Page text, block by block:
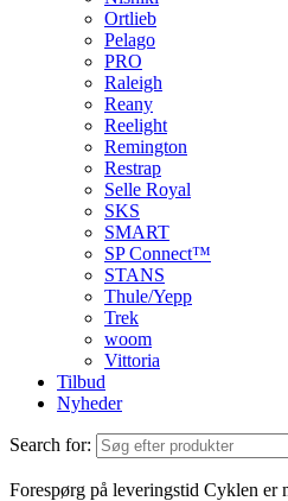
Ortlieb
Pelago
PRO
Raleigh
Reany
Reelight
Remington
Restrap
Selle Royal
SKS
SMART
SP Connect™
STANS
Thule/Yepp
Trek
woom
Vittoria
Tilbud
Nyheder
Search for:
Forespørg på leveringstid Cyklen er